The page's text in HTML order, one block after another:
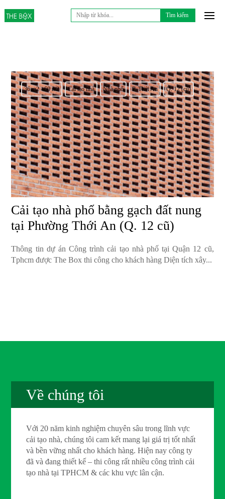
Tìm
kiếm
36 m2 - 60 m2 Cải tạo nhà Nhà phố P. Thới An Q. 12 (cũ)
Cải tạo nhà phố bằng gạch đất nung
tại Phường Thới An (Q. 12 cũ)
Thông tin dự án Công trình cải tạo nhà phố tại Quận 12 cũ,
Tphcm được The Box thi công cho khách hàng Diện tích xây...
Về chúng tôi
Với 20 năm kinh nghiệm chuyên sâu trong lĩnh vực
cải tạo nhà, chúng tôi cam kết mang lại giá trị tốt nhất
và bền vững nhất cho khách hàng. Hiện nay công ty
đã và đang thiết kế – thi công rất nhiều công trình cải
tạo nhà tại TPHCM & các khu vực lân cận.